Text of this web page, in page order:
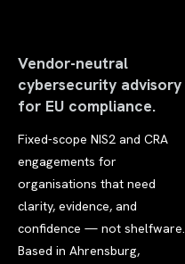
Vendor-neutral
cybersecurity advisory
for EU compliance.
Fixed-scope NIS2 and CRA
engagements for
organisations that need
clarity, evidence, and
confidence — not shelfware.
Based in Ahrensburg,